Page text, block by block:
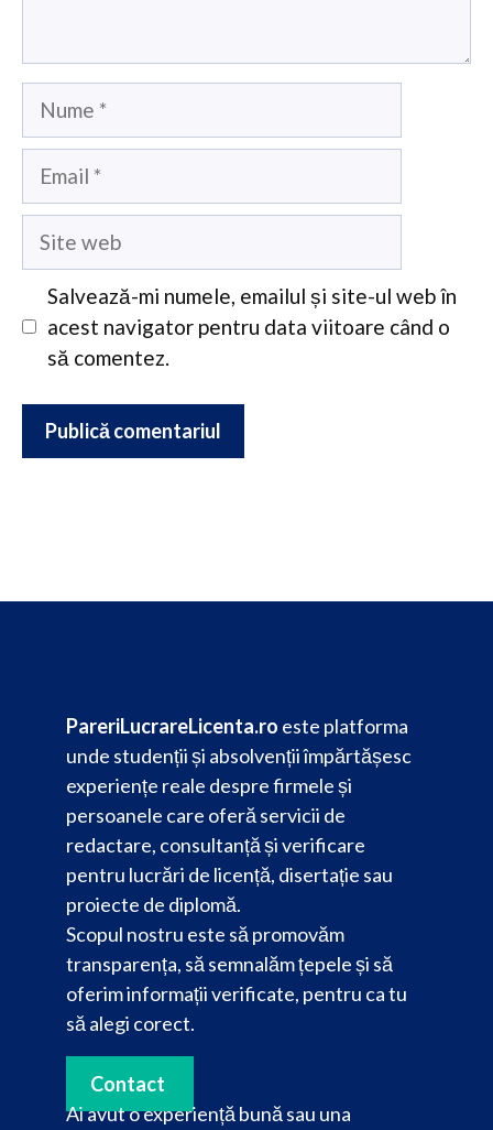
web
Salvează-mi numele, emailul și site-ul web în
acest navigator pentru data viitoare când o
să comentez.
PareriLucrareLicenta.ro este platforma
unde studenții și absolvenții împărtășesc
experiențe reale despre firmele și
persoanele care oferă servicii de
redactare, consultanță și verificare
pentru lucrări de licență, disertație sau
proiecte de diplomă.
Scopul nostru este să promovăm
transparența, să semnalăm țepele și să
oferim informații verificate, pentru ca tu
să alegi corect.
Contact
Ai avut o experiență bună sau una